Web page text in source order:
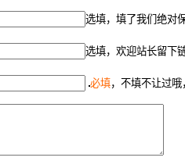
选填，填了我们绝对
选填，欢迎站长留下
必填，不填不让过